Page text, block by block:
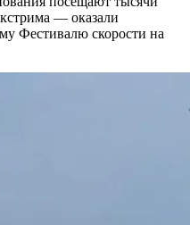
— оказали
Фестивалю скорости на